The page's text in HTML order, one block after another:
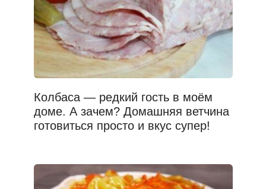
Колбаса — редкий гость в моём
доме. А зачем? Домашняя ветчина
готовиться просто и вкус супер!